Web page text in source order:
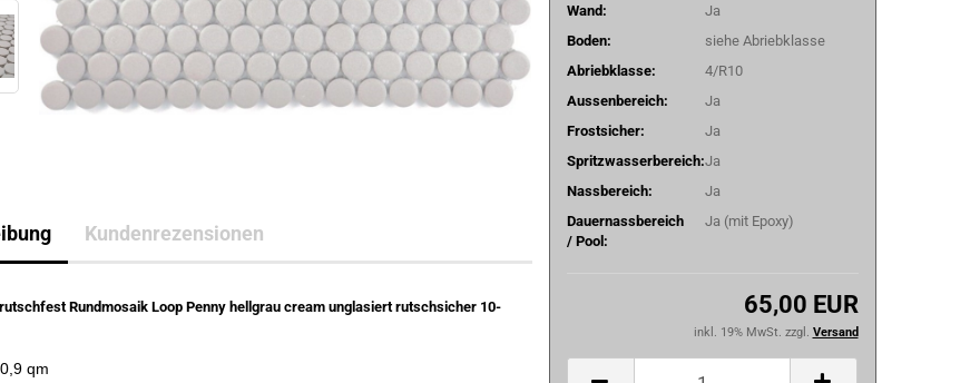
Wand:
Ja
Boden:
siehe Abriebklasse
Abriebklasse:
4/R10
Aussenbereich:
Ja
Frostsicher:
Ja
Spritzwasserbereich:Ja
Nassbereich:
Ja
Dauernassbereich
/ Pool:
Ja (mit Epoxy)
65,00 EUR
inkl. 19% MwSt. zzgl. Versand
Kundenrezensionen
Rundmosaik Loop Penny hellgrau cream unglasiert rutschsicher 10-
qm